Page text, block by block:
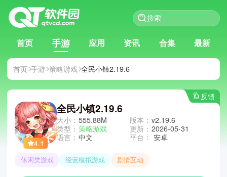
首页 手游 应用 资讯 合集 最新
首页 手游 策略游戏 全民小镇2.19.6
反馈
4.1
全民小镇2.19.6
大小： 555.88M
类型： 策略游戏
语言： 中文
版本： v2.19.6
更新： 2026-05-31
平台： 安卓
休闲类游戏 经营模拟游戏 剧情互动